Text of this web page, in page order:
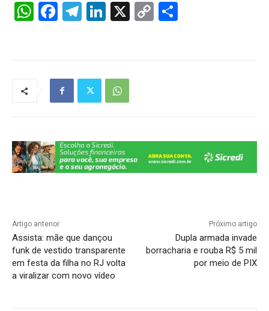
W F
b
o
k
T
a
m
Li
dI
n
X
C
Artigo anterior
Assista: mãe que dançou
funk de vestido transparente
em festa da filha no RJ volta
a viralizar com novo vídeo
Próximo artigo
Dupla armada invade
borracharia e rouba R$ 5 mil
por meio de PIX